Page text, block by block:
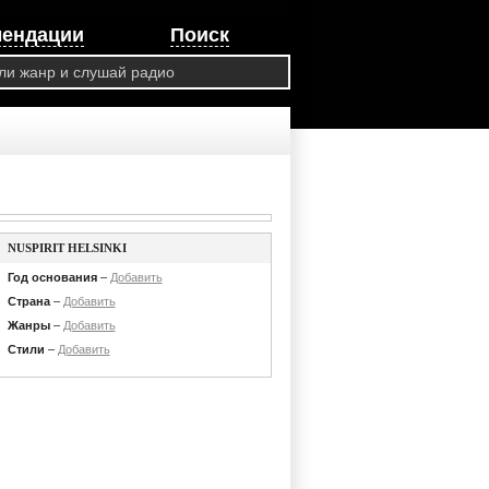
Поиск
NUSPIRIT HELSINKI
Год основания– Добавить
Страна– Добавить
Жанры– Добавить
Стили – Добавить